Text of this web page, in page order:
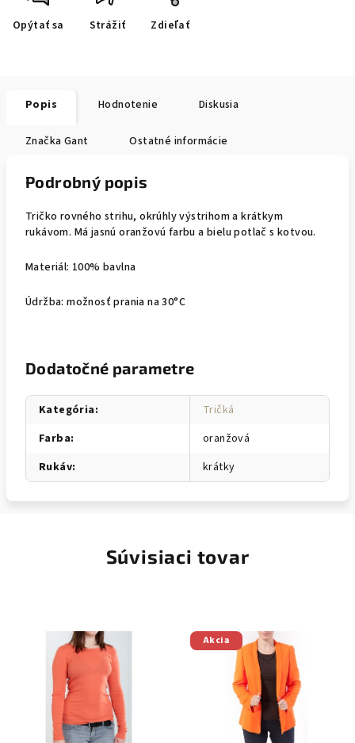
Opýtať sa Strážiť Zdieľať
Popis Hodnotenie Diskusia
Značka Gant Ostatné informácie
Podrobný popis
Tričko rovného strihu, okrúhly výstrihom a krátkym
rukávom. Má jasnú oranžovú farbu a bielu potlač s kotvou.
Materiál: 100% bavlna
Údržba: možnosť prania na 30°C
Dodatočné parametre
Kategória:
Tričká
Farba:
oranžová
Rukáv: krátky
Súvisiaci tovar
Akcia